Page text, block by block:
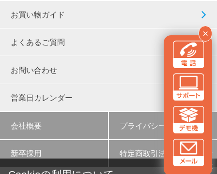
×
お買い物ガイド
よくあるご質問
お問い合わせ
営業日カレンダー
会社概要 プライバシーポリシー
新卒採用 特定商取引法に基づく表示
✕